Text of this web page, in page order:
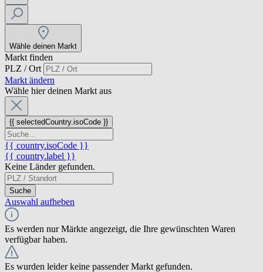
Wähle deinen Markt
Markt finden
PLZ / Ort
Markt ändern
Wähle hier deinen Markt aus
{{ selectedCountry.isoCode }}
{{ country.isoCode }}
{{ country.label }}
Keine Länder gefunden.
Suche
Auswahl aufheben
Es werden nur Märkte angezeigt, die Ihre gewünschten Waren
verfügbar haben.
Es wurden leider keine passender Markt gefunden.